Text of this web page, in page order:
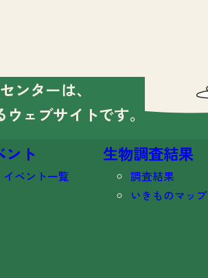
ンターは、
ウェブサイトです。
ント
イベント一覧
生物調査結果
調査結果
いきものマップ